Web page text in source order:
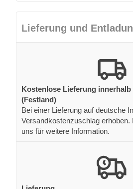
Lieferung und
Kostenlose Lieferung
(Festland)
Bei einer Lieferung auf deutsche
Versandkostenzuschlag erhoben.
uns für weitere Information.